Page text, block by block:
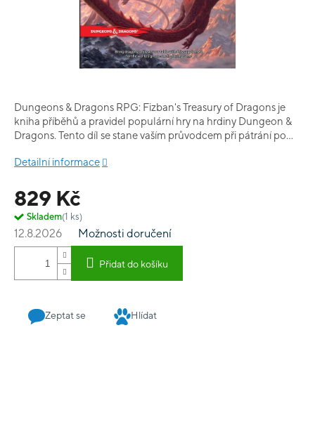
829 Kč
Skladem(1 ks)
12.8.2026 Možnosti doručení
Přidat do košíku
Dungeons & Dragons RPG: Fizban's Treasury of Dragons je
kniha příběhů a pravidel populární hry na hrdiny Dungeon &
Dragons. Tento díl se stane vaším průvodcem při pátrání po
Detailní informace
Zeptat se Hlídat